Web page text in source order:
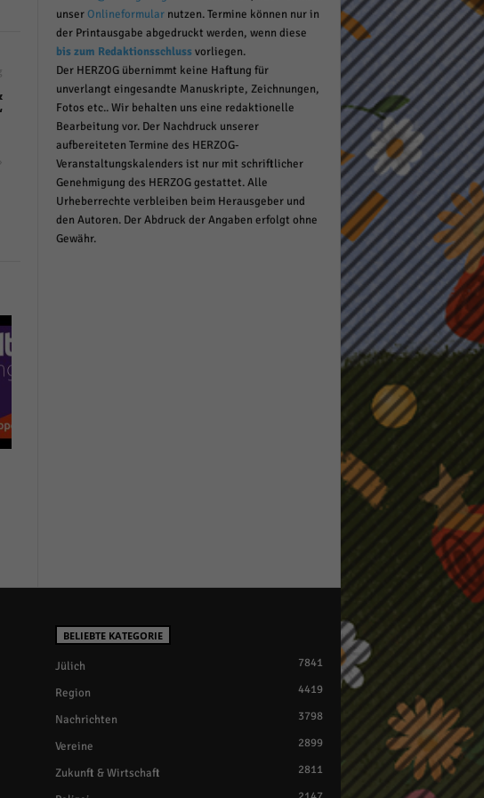
unserOnlineformularnutzen. Termine können nur in
der Printausgabe abgedruckt werden, wenn diese
bis zum Redaktionsschlussvorliegen.
Der HERZOG übernimmt keine Haftung für
unverlangt eingesandte Manuskripte, Zeichnungen,
Fotos etc.. Wir behalten uns eine redaktionelle
Bearbeitung vor. Der Nachdruck unserer
aufbereiteten Termine des HERZOG-
Veranstaltungskalenders ist nur mit schriftlicher
Genehmigung des HERZOG gestattet. Alle
Urheberrechte verbleiben beim Herausgeber und
den Autoren. Der Abdruck der Angaben erfolgt ohne
Gewähr.
BELIEBTE KATEGORIE
Jülich 7841
Region 4419
Nachrichten 3798
Vereine 2899
Zukunft & Wirtschaft 2811
Impressum